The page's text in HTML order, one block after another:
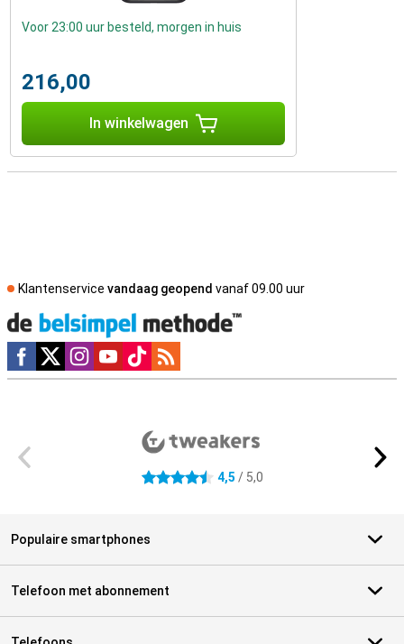
Voor 23:00 uur besteld, morgen in huis
216,00
In winkelwagen
Klantenservice vandaag geopend vanaf 09.00 uur
Social media
4.5 sterren 4,5 / 5,0
Populaire smartphones
Telefoon met abonnement